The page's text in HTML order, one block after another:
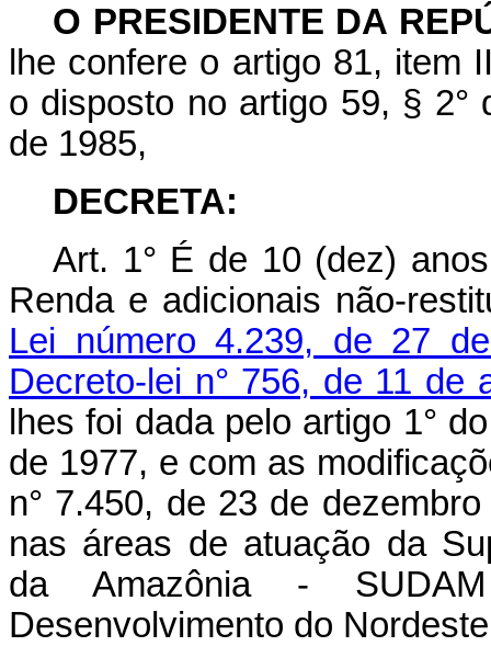
O PRESIDENTE DA
lhe confere o artigo 81, item
o disposto no artigo 59, § 2°
de 1985,
DECRETA:
Art. 1° É de 10 (dez)
Renda e adicionais não-
Lei número 4.239, de 27
Decreto-lei n° 756, de 11 de
lhes foi dada pelo artigo 1°
de 1977, e com as
n° 7.450, de 23 de
nas áreas de atuação da
da Amazônia -
Desenvolvimento do